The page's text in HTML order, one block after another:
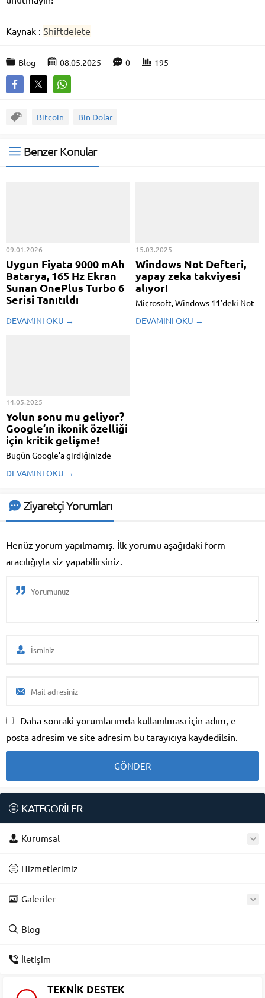
Kaynak : Shiftdelete
Blog 08.05.2025 0 195
Bitcoin Bin Dolar
Benzer Konular
09.01.2026
Uygun Fiyata 9000 mAh
Batarya, 165 Hz Ekran
Sunan OnePlus Turbo 6
Serisi Tanıtıldı
konumlanan Turbo 6 serisini
DEVAMINI OKU →
15.03.2025
Windows Not Defteri,
yapay zeka takviyesi
alıyor!
Microsoft, Windows 11’deki Not
yapay zeka özelliği ekledi.
DEVAMINI OKU →
14.05.2025
Yolun sonu mu geliyor?
Google’ın ikonik özelliği
için kritik gelişme!
Bugün Google’a girdiğinizde
Hissediyorum” butonu çok
gelişmeler, arama motorunun
yeni bir yapay zeka fonksiyonunu
DEVAMINI OKU →
Ziyaretçi Yorumları
Henüz yorum yapılmamış. İlk yorumu aşağıdaki form
aracılığıyla siz yapabilirsiniz.
Daha sonraki yorumlarımda kullanılması için adım, e-
posta adresim ve site adresim bu tarayıcıya kaydedilsin.
KATEGORİLER
Kurumsal
Hizmetlerimiz
Galeriler
Blog
İletişim
TEKNİK DESTEK